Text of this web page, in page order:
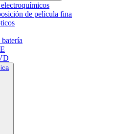
de película fina